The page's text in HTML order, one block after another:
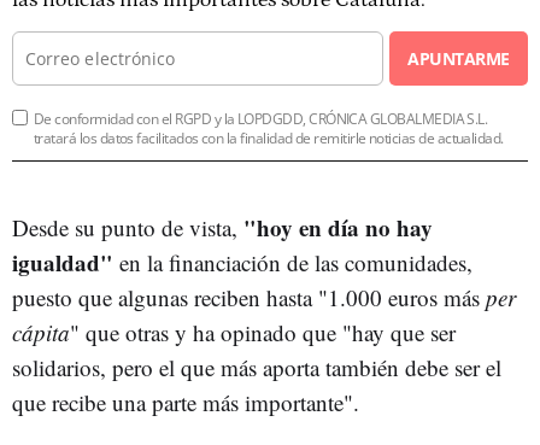
APUNTARME
De conformidad con el RGPD y la LOPDGDD, CRÓNICA GLOBALMEDIA S.L.
tratará los datos facilitados con la finalidad de remitirle noticias de actualidad.
Desde su punto de vista, "hoy en día no hay
igualdad" en la financiación de las comunidades,
puesto que algunas reciben hasta "1.000 euros más per
cápita" que otras y ha opinado que "hay que ser
solidarios, pero el que más aporta también debe ser el
que recibe una parte más importante".